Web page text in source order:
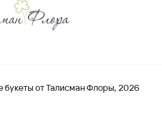
от Талисман Флоры, 2026